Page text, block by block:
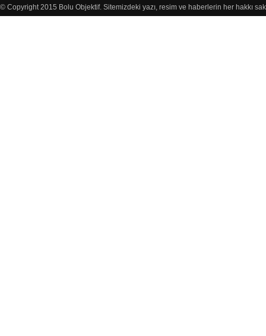
© Copyright 2015 Bolu Objektif. Sitemizdeki yazı, resim ve haberlerin her hakkı